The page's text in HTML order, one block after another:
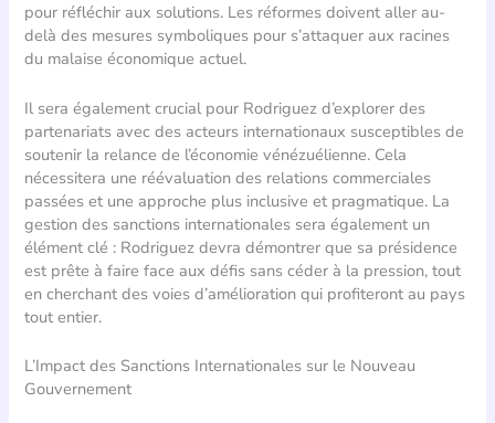
pour réfléchir aux solutions. Les réformes doivent aller au-
delà des mesures symboliques pour s’attaquer aux racines
du malaise économique actuel.
Il sera également crucial pour Rodriguez d’explorer des
partenariats avec des acteurs internationaux susceptibles de
soutenir la relance de l’économie vénézuélienne. Cela
nécessitera une réévaluation des relations commerciales
passées et une approche plus inclusive et pragmatique. La
gestion des sanctions internationales sera également un
élément clé : Rodriguez devra démontrer que sa présidence
est prête à faire face aux défis sans céder à la pression, tout
en cherchant des voies d’amélioration qui profiteront au pays
tout entier.
L’Impact des Sanctions Internationales sur le Nouveau
Gouvernement